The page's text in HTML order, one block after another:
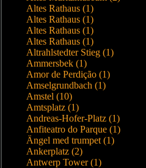
Altes Rathaus (1)
Altes Rathaus (1)
Altes Rathaus (1)
Altes Rathaus (1)
Altrahlstedter Stieg (1)
Ammersbek (1)
Amor de Perdição (1)
Amselgrundbach (1)
Amstel (10)
Amtsplatz (1)
Andreas-Hofer-Platz (1)
Anfiteatro do Parque (1)
Ängel med trumpet (1)
Ankerplatz (2)
Antwerp Tower (1)